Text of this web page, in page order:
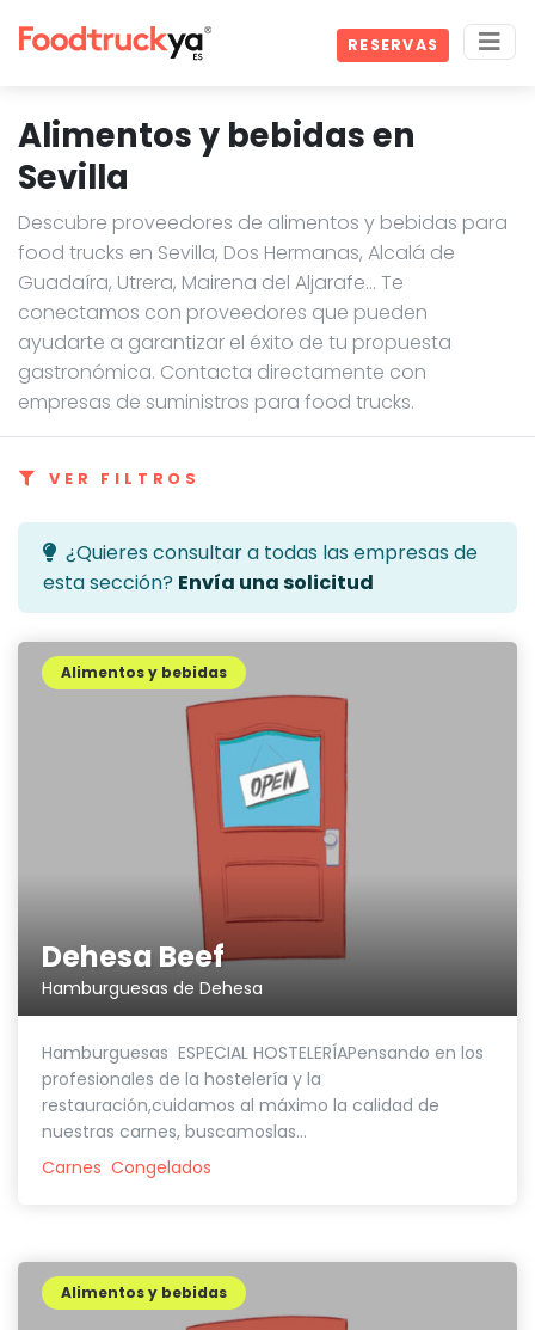
RESERVAS
Alimentos y bebidas en
Sevilla
Descubre proveedores de alimentos y bebidas para
food trucks en Sevilla, Dos Hermanas, Alcalá de
Guadaíra, Utrera, Mairena del Aljarafe… Te
conectamos con proveedores que pueden
ayudarte a garantizar el éxito de tu propuesta
gastronómica. Contacta directamente con
empresas de suministros para food trucks.
VER FILTROS
¿Quieres consultar a todas las empresas de
esta sección? Envía una solicitud
Dehesa Beef
Hamburguesas de Dehesa
Alimentos y bebidas
Hamburguesas ESPECIAL HOSTELERÍAPensando en los
profesionales de la hostelería y la
restauración,cuidamos al máximo la calidad de
nuestras carnes, buscamoslas...
Carnes Congelados
Alimentos y bebidas